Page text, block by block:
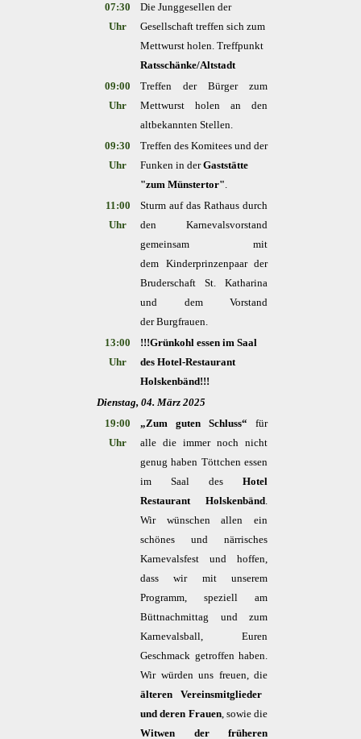
07:30
Uhr
Die Junggesellen der
Gesellschaft treffen sich zum
Mettwurst holen. Treffpunkt
Ratsschänke/Altstadt
09:00
Uhr
Treffen der Bürger zum
Mettwurst holen an den
altbekannten Stellen.
09:30
Uhr
Treffen des Komitees und der
Funken in derGaststätte
"zum Münstertor"
11:00
Uhr
Sturm auf das Rathaus durch
den Karnevalsvorstand
gemeinsam mit
dem Kinderprinzenpaar der
Bruderschaft St. Katharina
und dem Vorstand
derBurgfrauen.
13:00
Uhr
!!!Grünkohl essen im Saal
des Hotel-Restaurant
Holskenbänd!!!
Dienstag, 04. März 2025
19:00
Uhr
„Zum guten Schluss“ für
alle die immer noch nicht
genug haben Töttchen essen
im Saal desHotel
Restaurant Holskenbänd
Wir wünschen allen ein
schönes und närrisches
Karnevalsfest und hoffen,
dass wir mit unserem
Programm, speziell am
Büttnachmittag und zum
Karnevalsball, Euren
Geschmack getroffen haben.
Wir würden uns freuen, die
älteren Vereinsmitglieder
und deren Frauen, sowie die
Witwen der früheren